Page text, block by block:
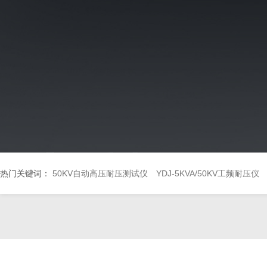
热门关键词： 50KV自动高压耐压测试仪 YDJ-5KVA/50KV工频耐压仪